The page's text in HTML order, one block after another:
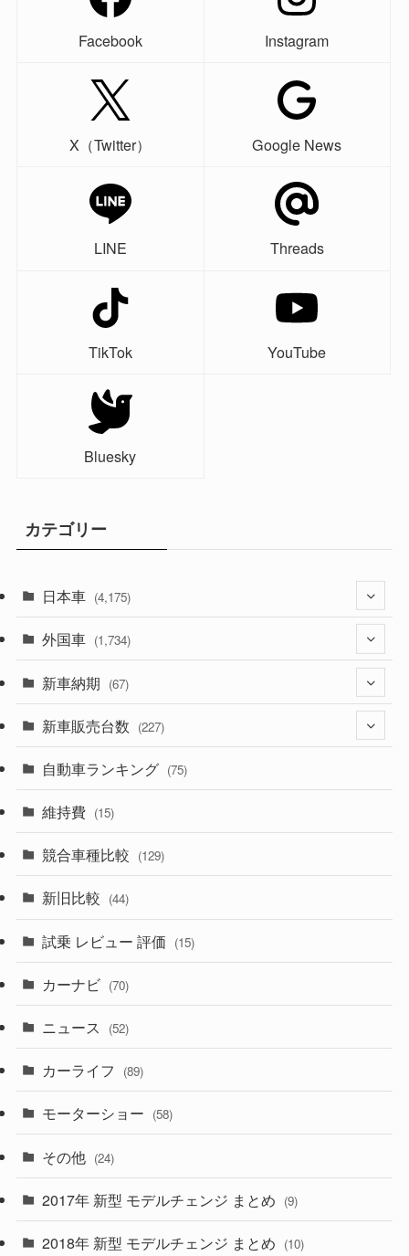
Facebook Instagram
X（Twitter） Google News
LINE Threads
TikTok YouTube
Bluesky
カテゴリー
日本車 (4,175)
(1,321)
(330)
(357)
(328)
(194)
(230)
(253)
外国車 (1,734)
(242)
(85)
(84)
(222)
(50)
(43)
(6)
(9)
(4)
(58)
(28)
(27)
(26)
(33)
新車納期 (67)
(28)
(8)
(3)
(3)
(5)
(1)
新車販売台数 (227)
(21)
(5)
(7)
(5)
自動車ランキング (75)
維持費 (15)
競合車種比較 (129)
新旧比較 (44)
試乗 レビュー 評価 (15)
カーナビ (70)
ニュース (52)
カーライフ (89)
モーターショー (58)
その他 (24)
2017年 新型 モデルチェンジ まとめ (9)
2018年 新型 モデルチェンジ まとめ (10)